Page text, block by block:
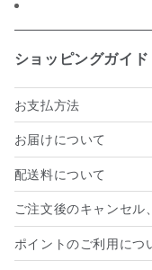
ショッピングガイド
お支払方法
お届けについて
配送料について
ご注文後のキャンセル
ポイントのご利用につ